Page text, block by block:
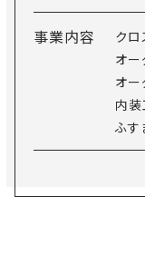
事業内容
クロ
オー
オー
内装
ふす